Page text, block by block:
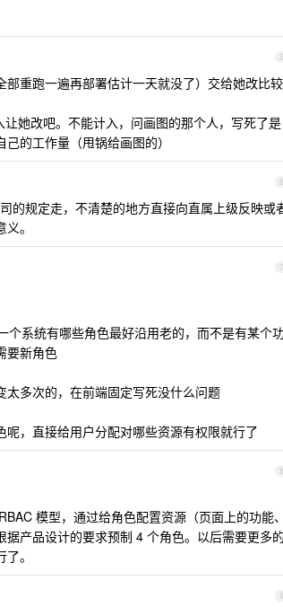
5
重跑一遍再部署估计一天就没了）交给她改比较
她改吧。不能计入，问画图的那个人，写死了是
的工作量（甩锅给画图的）
6
的规定走，不清楚的地方直接向直属上级反映或
。
7
系统有哪些角色最好沿用老的，而不是有某个
要新角色
多次的，在前端固定写死没什么问题
，直接给用户分配对哪些资源有权限就行了
8
模型，通过给角色配置资源（页面上的功能、
产品设计的要求预制 4 个角色。以后需要更多的
。
9